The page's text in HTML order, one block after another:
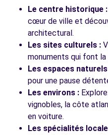
Le centre historique :
cœur de ville et
architectural.
Les sites culturels :
monuments qui font la
Les espaces
pour une pause
Les environs :
vignobles, la côte
en voiture.
Les spécialités